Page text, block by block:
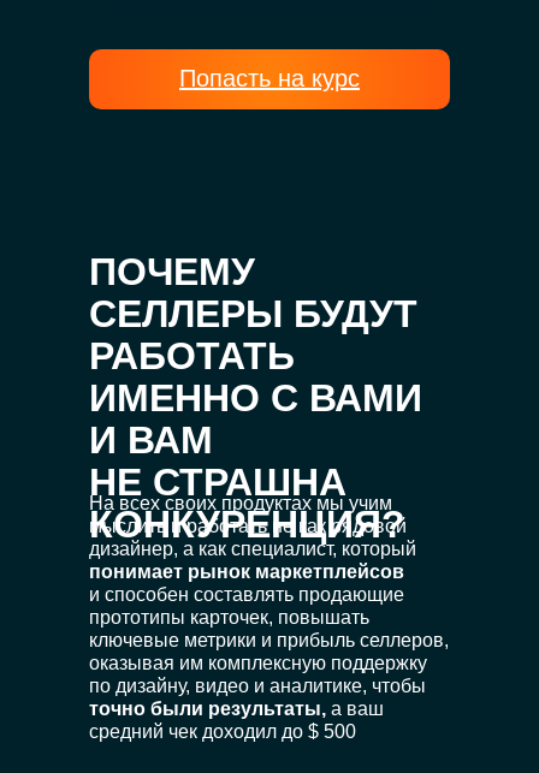
Попасть на курс
На всех своих продуктах мы учим
мыслить и работать не как рядовой
дизайнер, а как специалист, который
понимает рынок маркетплейсов
и способен составлять продающие
прототипы карточек, повышать
ключевые метрики и прибыль селлеров,
оказывая им комплексную поддержку
по дизайну, видео и аналитике, чтобы
точно были результаты, а ваш
средний чек доходил до $ 500
ПОЧЕМУ
СЕЛЛЕРЫ БУДУТ
РАБОТАТЬ
ИМЕННО С ВАМИ
И ВАМ
НЕ СТРАШНА
КОНКУРЕНЦИЯ?